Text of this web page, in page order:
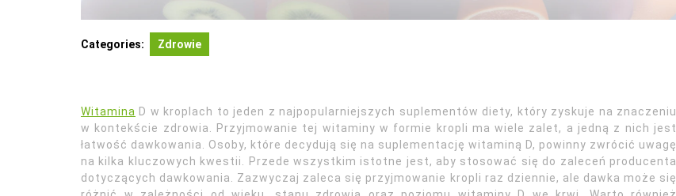
Categories: Zdrowie
Witamina D w kroplach to jeden z najpopularniejszych suplementów diety, który zyskuje na znaczeniu
w kontekście zdrowia. Przyjmowanie tej witaminy w formie kropli ma wiele zalet, a jedną z nich jest
łatwość dawkowania. Osoby, które decydują się na suplementację witaminą D, powinny zwrócić uwagę
na kilka kluczowych kwestii. Przede wszystkim istotne jest, aby stosować się do zaleceń producenta
dotyczących dawkowania. Zazwyczaj zaleca się przyjmowanie kropli raz dziennie, ale dawka może się